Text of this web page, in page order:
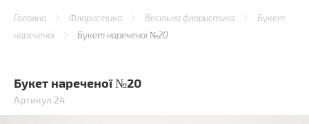
Головна Флористика Весільна флористика
Букет
нареченої
Букет нареченої №20
Букет нареченої №20
Артикул 24